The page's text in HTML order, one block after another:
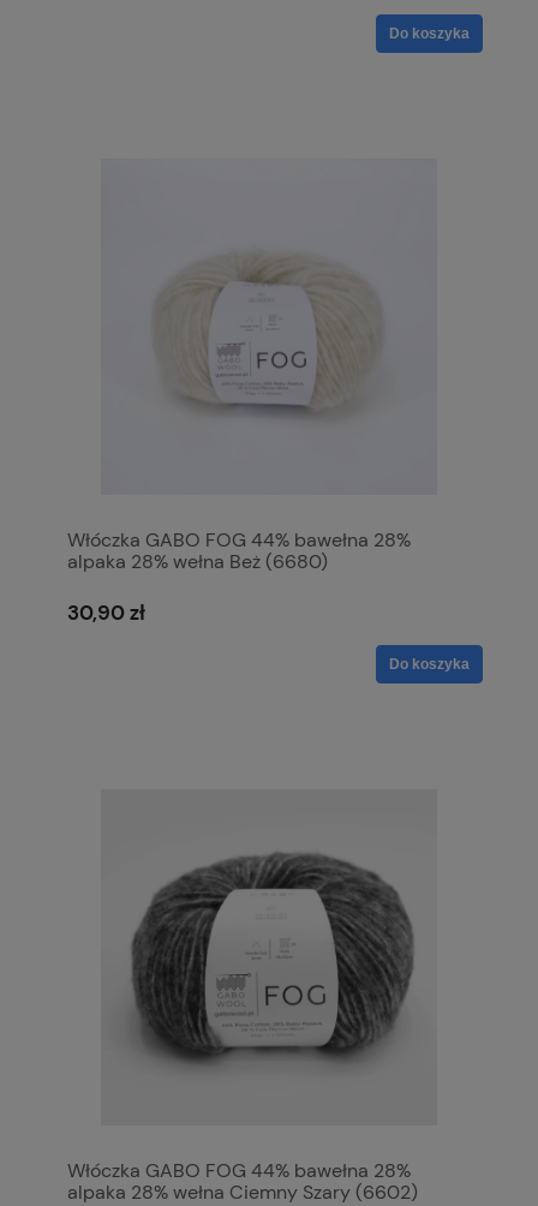
Do koszyka
Włóczka GABO FOG 44% bawełna 28%
alpaka 28% wełna Beż (6680)
30,90 zł
Do koszyka
Włóczka GABO FOG 44% bawełna 28%
alpaka 28% wełna Ciemny Szary (6602)